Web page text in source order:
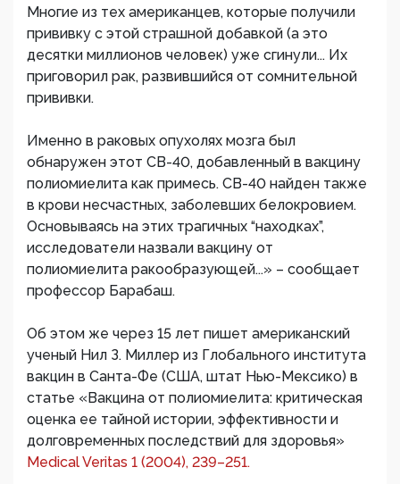
Многие из тех американцев, которые получили
прививку с этой страшной добавкой (а это
десятки миллионов человек) уже сгинули... Их
приговорил рак, развившийся от сомнительной
прививки.
Именно в раковых опухолях мозга был
обнаружен этот СВ-40, добавленный в вакцину
полиомиелита как примесь. СВ-40 найден также
в крови несчастных, заболевших белокровием.
Основываясь на этих трагичных “находках”,
исследователи назвали вакцину от
полиомиелита ракообразующей...» – сообщает
профессор Барабаш.
Об этом же через 15 лет пишет американский
ученый Нил З. Миллер из Глобального института
вакцин в Санта-Фе (США, штат Нью-Мексико) в
статье «Вакцина от полиомиелита: критическая
оценка ее тайной истории, эффективности и
долговременных последствий для здоровья»
Medical Veritas 1 (2004), 239–251.